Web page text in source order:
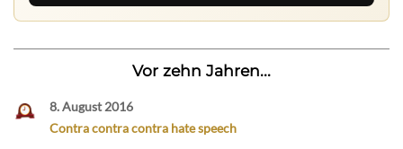
Vor zehn Jahren...
8. August 2016
Contra contra contra hate speech